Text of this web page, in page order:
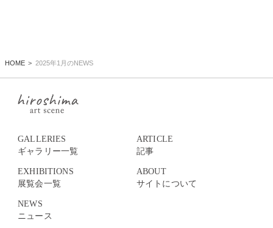
HOME 2025年1月のNEWS
GALLERIES
ギャラリー一覧
EXHIBITIONS
展覧会一覧
NEWS
ニュース
ARTICLE
記事
ABOUT
サイトについて